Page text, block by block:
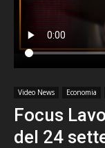
Video News Economia
Focus
del 24